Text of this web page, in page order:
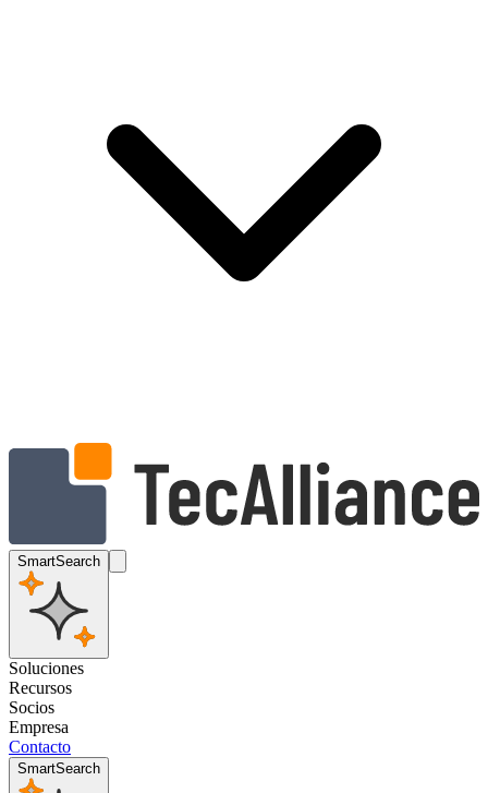
SmartSearch
Soluciones
Recursos
Socios
Empresa
Contacto
SmartSearch